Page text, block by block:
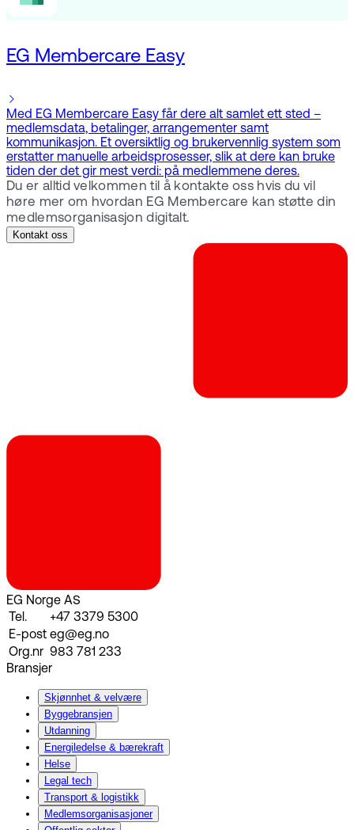
EG Membercare Easy
Med EG Membercare Easy får dere alt samlet ett sted –
medlemsdata, betalinger, arrangementer samt
kommunikasjon. Et oversiktlig og brukervennlig system som
erstatter manuelle arbeidsprosesser, slik at dere kan bruke
tiden der det gir mest verdi: på medlemmene deres.
Du er alltid velkommen til å kontakte oss hvis du vil
høre mer om hvordan EG Membercare kan støtte din
medlemsorganisasjon digitalt.
Kontakt oss
EG Norge AS
Tel.
+47 3379 5300
E-post eg@eg.no
Org.nr 983 781 233
Bransjer
Skjønnhet & velvære
Byggebransjen
Utdanning
Energiledelse & bærekraft
Helse
Legal tech
Transport & logistikk
Medlemsorganisasjoner